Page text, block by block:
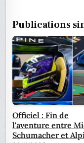
Publications
Officiel : Fin de
l'aventure entre
Schumacher et